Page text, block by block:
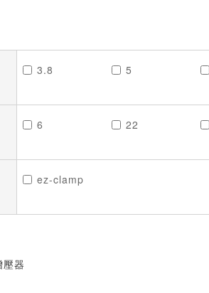
3.8 5
6 22
ez-clamp